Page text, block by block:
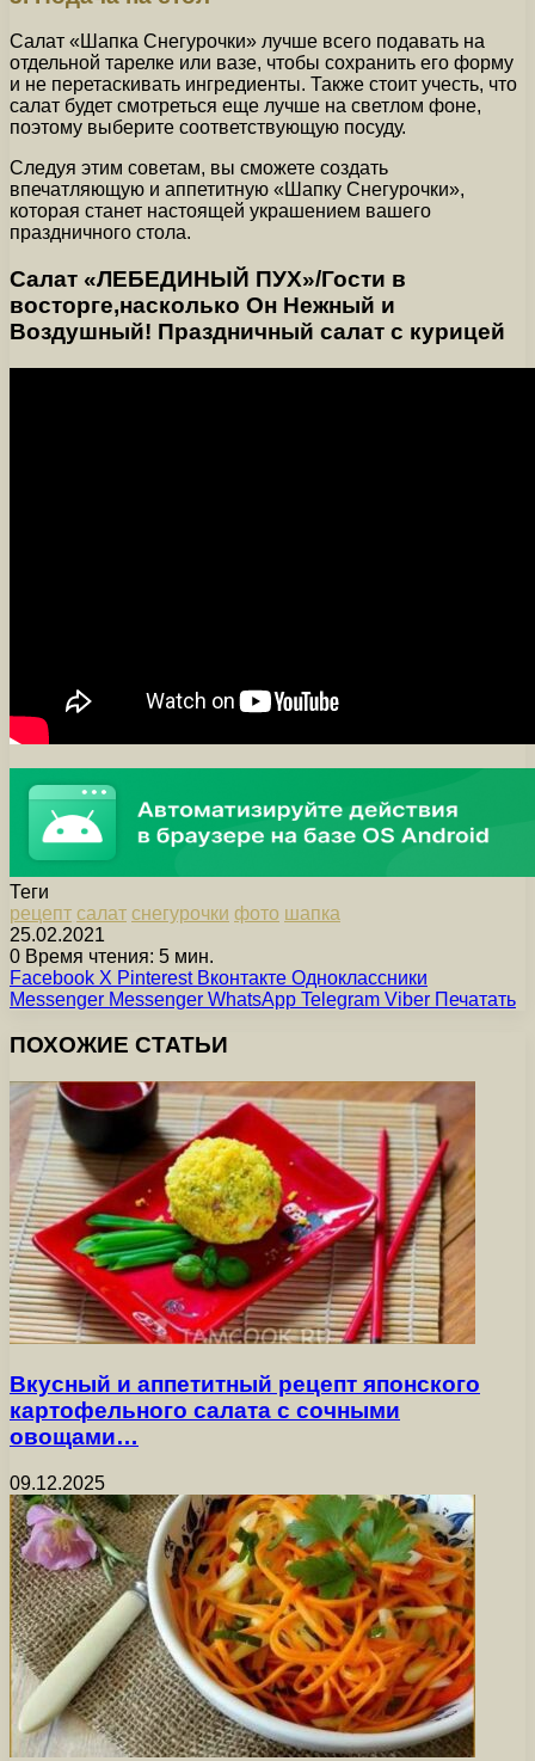
Салат «Шапка Снегурочки» лучше всего подавать на
отдельной тарелке или вазе, чтобы сохранить его форму
и не перетаскивать ингредиенты. Также стоит учесть, что
салат будет смотреться еще лучше на светлом фоне,
поэтому выберите соответствующую посуду.
Следуя этим советам, вы сможете создать
впечатляющую и аппетитную «Шапку Снегурочки»,
которая станет настоящей украшением вашего
праздничного стола.
Салат «ЛЕБЕДИНЫЙ ПУХ»/Гости в
восторге,насколько Он Нежный и
Воздушный! Праздничный салат с курицей
Теги
рецепт салат снегурочки фото шапка
25.02.2021
0 Время чтения: 5 мин.
Facebook X Pinterest Вконтакте Одноклассники
Messenger Messenger WhatsApp Telegram Viber Печатать
ПОХОЖИЕ СТАТЬИ
Вкусный и аппетитный рецепт японского
картофельного салата с сочными
овощами…
09.12.2025